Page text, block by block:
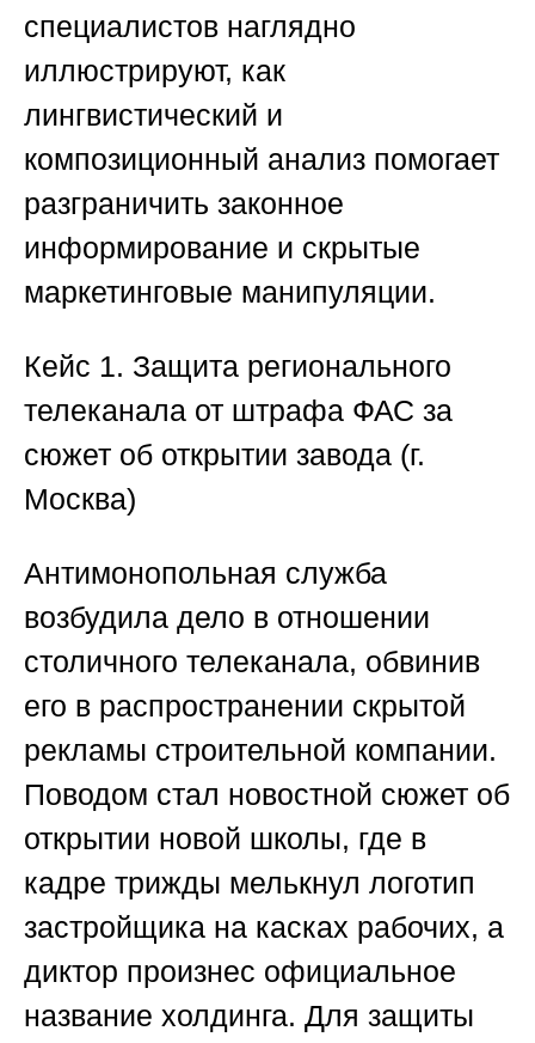
специалистов наглядно
иллюстрируют, как
лингвистический и
композиционный анализ помогает
разграничить законное
информирование и скрытые
маркетинговые манипуляции.
Кейс 1. Защита регионального
телеканала от штрафа ФАС за
сюжет об открытии завода (г.
Москва)
Антимонопольная служба
возбудила дело в отношении
столичного телеканала, обвинив
его в распространении скрытой
рекламы строительной компании.
Поводом стал новостной сюжет об
открытии новой школы, где в
кадре трижды мелькнул логотип
застройщика на касках рабочих, а
диктор произнес официальное
название холдинга. Для защиты